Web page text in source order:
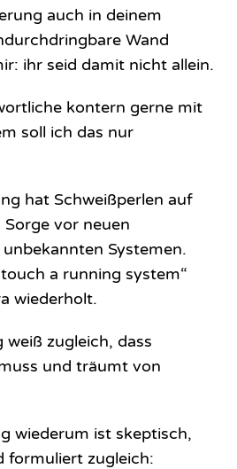
auch in deinem
Wand
ihr seid damit nicht allein.
kontern gerne mit
soll ich das nur
hat Schweißperlen auf
vor neuen
Systemen.
a running system“
wiederholt.
weiß zugleich, dass
und träumt von
wiederum ist skeptisch,
formuliert zugleich: